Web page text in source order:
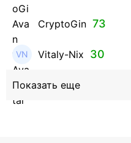
CryptoGin 73
Vitaly-Nix 30
Hanna_Zolo4evskaya